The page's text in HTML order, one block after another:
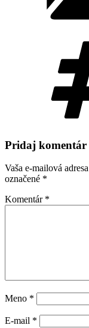
Pridaj komentár
Vaša e-mailová
označené *
Komentár *
Meno *
E-mail *